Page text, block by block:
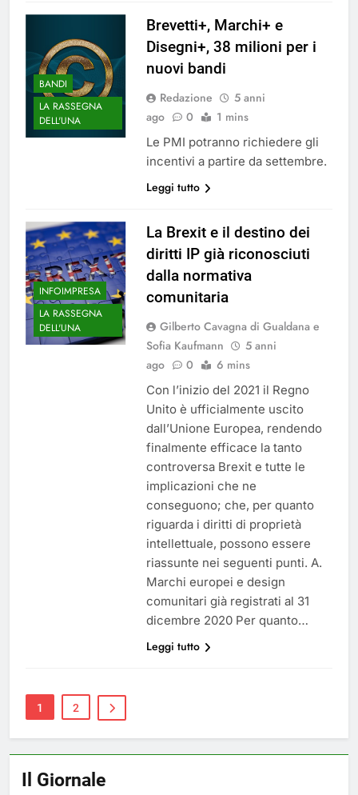
BANDI
LA RASSEGNA
DELL'UNA
Brevetti+, Marchi+ e
Disegni+, 38 milioni per i
nuovi bandi
Redazione
5 anni
ago
0 1 mins
Le PMI potranno richiedere gli
incentivi a partire da settembre.
Leggi tutto
INFOIMPRESA
LA RASSEGNA
DELL'UNA
La Brexit e il destino dei
diritti IP già riconosciuti
dalla normativa
comunitaria
Gilberto Cavagna di Gualdana e
Sofia Kaufmann
5 anni
ago
0 6 mins
Con l’inizio del 2021 il Regno
Unito è ufficialmente uscito
dall’Unione Europea, rendendo
finalmente efficace la tanto
controversa Brexit e tutte le
implicazioni che ne
conseguono; che, per quanto
riguarda i diritti di proprietà
intellettuale, possono essere
riassunte nei seguenti punti. A.
Marchi europei e design
comunitari già registrati al 31
dicembre 2020 Per quanto…
Leggi tutto
1 2
Il Giornale